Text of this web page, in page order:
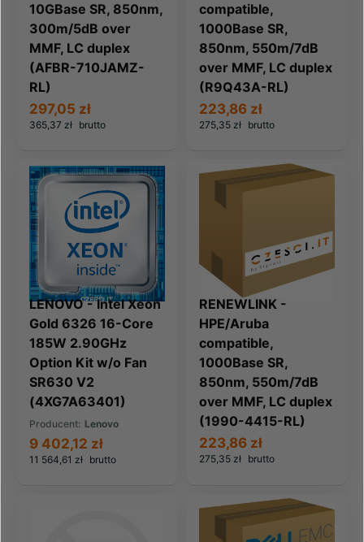
10GBase SR, 850nm,
300m/5dB over
MMF, LC duplex
(AFBR-710JAMZ-
RL)
365,37 zł brutto
297,05 zł
compatible,
1000Base SR,
850nm, 550m/7dB
over MMF, LC duplex
(R9Q43A-RL)
275,35 zł brutto
223,86 zł
LENOVO - Intel Xeon
Gold 6326 16-Core
185W 2.90GHz
Option Kit w/o Fan
SR630 V2
(4XG7A63401)
Producent: Lenovo
11 564,61 zł brutto
9 402,12 zł
RENEWLINK -
HPE/Aruba
compatible,
1000Base SR,
850nm, 550m/7dB
over MMF, LC duplex
(1990-4415-RL)
275,35 zł brutto
223,86 zł